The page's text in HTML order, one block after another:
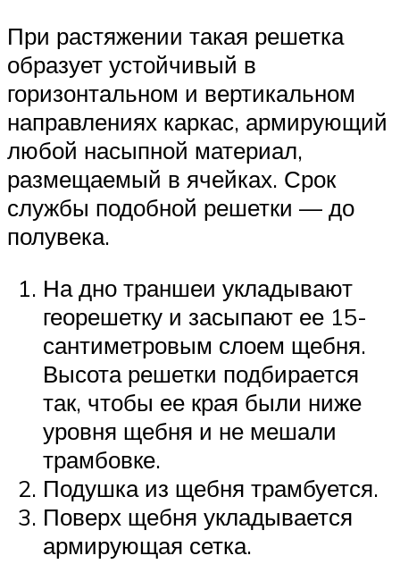
При растяжении такая решетка
образует устойчивый в
горизонтальном и вертикальном
направлениях каркас, армирующий
любой насыпной материал,
размещаемый в ячейках. Срок
службы подобной решетки — до
полувека.
На дно траншеи укладывают
георешетку и засыпают ее 15-
сантиметровым слоем щебня.
Высота решетки подбирается
так, чтобы ее края были ниже
уровня щебня и не мешали
трамбовке.
Подушка из щебня трамбуется.
Поверх щебня укладывается
армирующая сетка.